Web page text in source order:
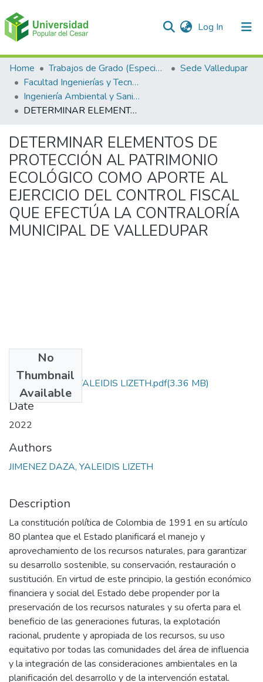
Log In (current)
Communities & Collections
All of DSpace
Statistics
Home Trabajos de Grado (Especializaciones y Pregrados)
Sede Valledupar
Facultad Ingenierías y Tecnologías
Ingeniería Ambiental y Sanitaria.
DETERMINAR ELEMENTOS DE PROTECCIÓN AL PATRIMONIO ECOLÓGICO COMO APORTE AL EJERCICIO DEL CONTROL FISCAL QUE EFECTÚA LA CONTRALORÍA MUNICIPAL DE VALLEDUPAR
DETERMINAR ELEMENTOS DE
PROTECCIÓN AL PATRIMONIO
ECOLÓGICO COMO APORTE AL
EJERCICIO DEL CONTROL FISCAL
QUE EFECTÚA LA CONTRALORÍA
MUNICIPAL DE VALLEDUPAR
No
Thumbnail
Available
JIMENEZ DAZA YALEIDIS LIZETH.pdf(3.36 MB)
Date
2022
Authors
JIMENEZ DAZA, YALEIDIS LIZETH
Description
La constitución política de Colombia de 1991 en su artículo
80 plantea que el Estado planificará el manejo y
aprovechamiento de los recursos naturales, para garantizar
su desarrollo sostenible, su conservación, restauración o
sustitución. En virtud de este principio, la gestión económico
financiera y social del Estado debe propender por la
preservación de los recursos naturales y su oferta para el
beneficio de las generaciones futuras, la explotación
racional, prudente y apropiada de los recursos, su uso
equitativo por todas las comunidades del área de influencia
y la integración de las consideraciones ambientales en la
planificación del desarrollo y de la intervención estatal.